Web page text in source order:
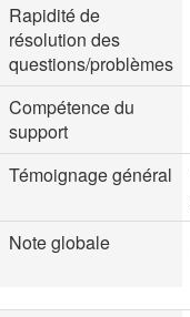
Rapidité de
résolution des
questions/problèmes
Compétence du
support
Témoignage général
Note globale